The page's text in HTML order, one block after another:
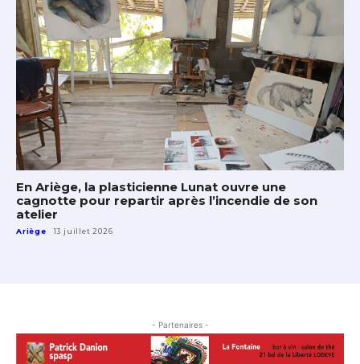
En Ariège, la plasticienne Lunat ouvre une
cagnotte pour repartir après l’incendie de son
atelier
Ariège 13 juillet 2026
- Partenaires -